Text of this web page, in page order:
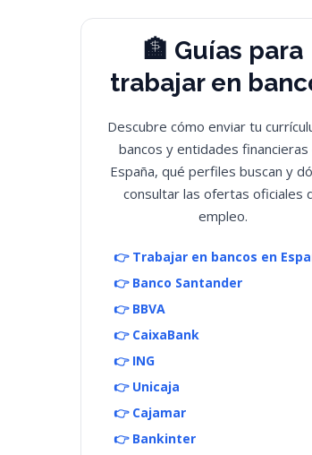
🏦 Guías para
trabajar en
Descubre cómo enviar tu
bancos y entidades financieras
España, qué perfiles buscan y
consultar las ofertas oficiales
empleo.
👉 Trabajar en bancos en
👉 Banco Santander
👉 BBVA
👉 CaixaBank
👉 ING
👉 Unicaja
👉 Cajamar
👉 Bankinter